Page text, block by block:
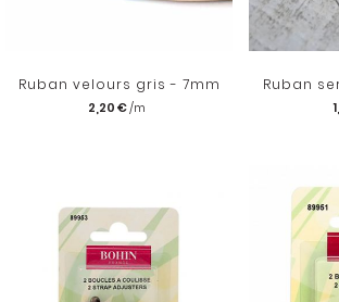
Ruban velours gris - 7mm
2,20 €
Ruban